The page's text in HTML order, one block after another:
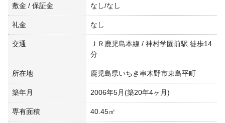
敷金 / 保証金 なし/なし
礼金 なし
交通
ＪＲ鹿児島本線 / 神村学園前駅 徒歩14
分
所在地 鹿児島県いちき串木野市東島平町
築年月 2006年5月(築20年4ヶ月)
専有面積 40.45㎡